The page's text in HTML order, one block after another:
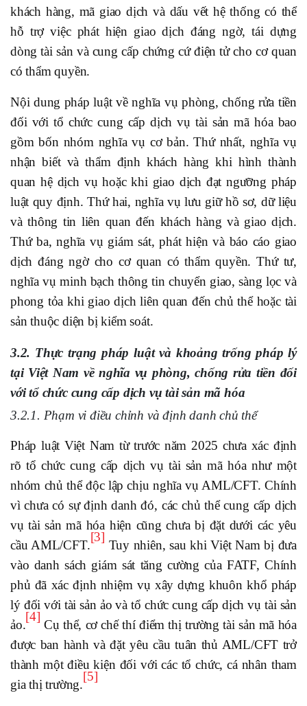
khách hàng, mã giao dịch và dấu vết hệ thống có thể
hỗ trợ việc phát hiện giao dịch đáng ngờ, tái dựng
dòng tài sản và cung cấp chứng cứ điện tử cho cơ quan
có thẩm quyền.
Nội dung pháp luật về nghĩa vụ phòng, chống rửa tiền
đối với tổ chức cung cấp dịch vụ tài sản mã hóa bao
gồm bốn nhóm nghĩa vụ cơ bản. Thứ nhất, nghĩa vụ
nhận biết và thẩm định khách hàng khi hình thành
quan hệ dịch vụ hoặc khi giao dịch đạt ngưỡng pháp
luật quy định. Thứ hai, nghĩa vụ lưu giữ hồ sơ, dữ liệu
và thông tin liên quan đến khách hàng và giao dịch.
Thứ ba, nghĩa vụ giám sát, phát hiện và báo cáo giao
dịch đáng ngờ cho cơ quan có thẩm quyền. Thứ tư,
nghĩa vụ minh bạch thông tin chuyển giao, sàng lọc và
phong tỏa khi giao dịch liên quan đến chủ thể hoặc tài
sản thuộc diện bị kiểm soát.
3.2. Thực trạng pháp luật và khoảng trống pháp lý
tại Việt Nam về nghĩa vụ phòng, chống rửa tiền đối
với tổ chức cung cấp dịch vụ tài sản mã hóa
3.2.1. Phạm vi điều chỉnh và định danh chủ thể
Pháp luật Việt Nam từ trước năm 2025 chưa xác định
rõ tổ chức cung cấp dịch vụ tài sản mã hóa như một
nhóm chủ thể độc lập chịu nghĩa vụ AML/CFT. Chính
vì chưa có sự định danh đó, các chủ thể cung cấp dịch
vụ tài sản mã hóa hiện cũng chưa bị đặt dưới các yêu
cầu AML/CFT.
[3]
Tuy nhiên, sau khi Việt Nam bị đưa
vào danh sách giám sát tăng cường của FATF, Chính
phủ đã xác định nhiệm vụ xây dựng khuôn khổ pháp
lý đối với tài sản ảo và tổ chức cung cấp dịch vụ tài sản
ảo.
[4]
Cụ thể, cơ chế thí điểm thị trường tài sản mã hóa
được ban hành và đặt yêu cầu tuân thủ AML/CFT trở
thành một điều kiện đối với các tổ chức, cá nhân tham
gia thị trường.
[5]